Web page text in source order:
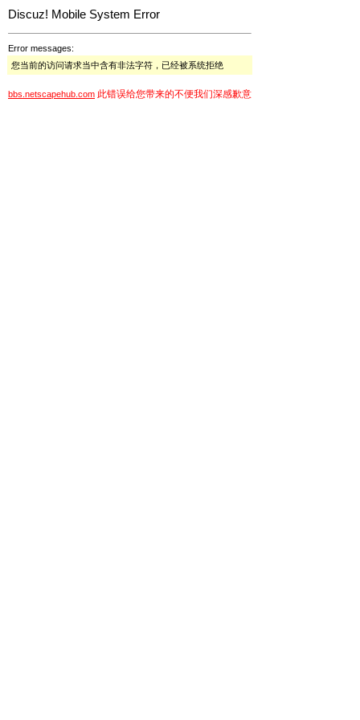
Discuz! Mobile System Error
Error messages:
您当前的访问请求当中含有非法字符，已经被系统拒绝
bbs.netscapehub.com 此错误给您带来的不便我们深感歉意